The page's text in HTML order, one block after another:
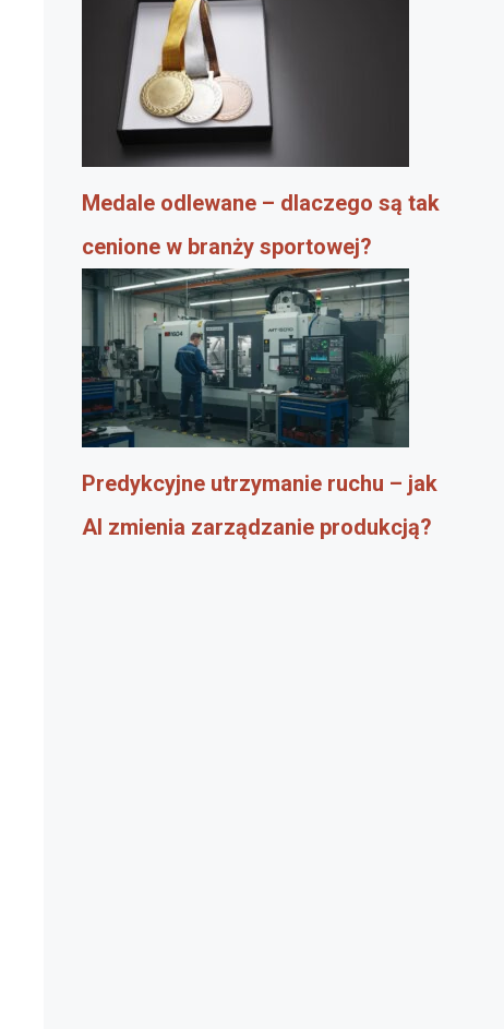
Medale odlewane – dlaczego są tak
cenione w branży sportowej?
Predykcyjne utrzymanie ruchu – jak
AI zmienia zarządzanie produkcją?